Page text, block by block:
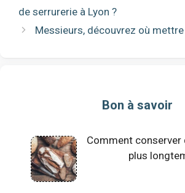
de serrurerie à Lyon ?
Messieurs, découvrez où
Bon à savoir
Comment conserver
plus